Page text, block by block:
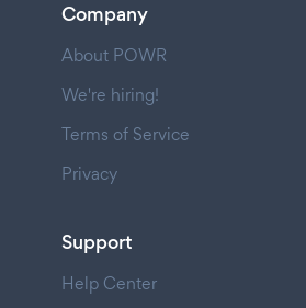
Company
About POWR
We're hiring!
Terms of Service
Privacy
Support
Help Center